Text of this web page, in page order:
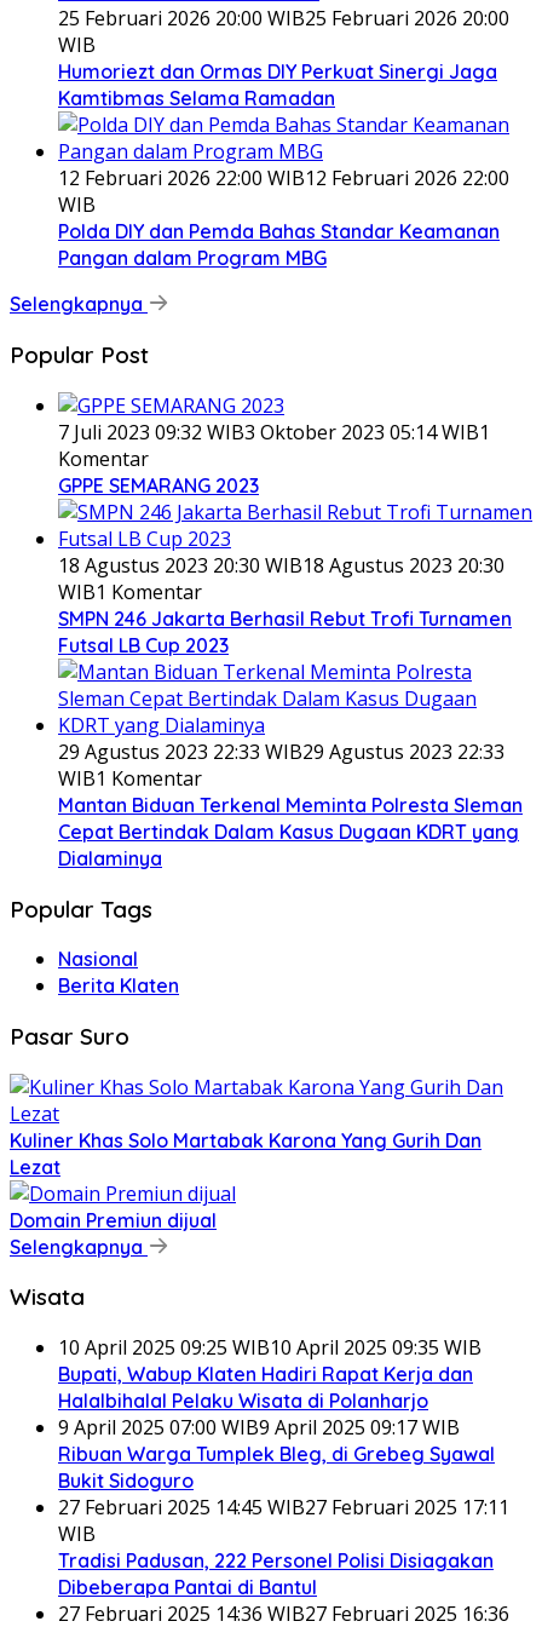
25 Februari 2026 20:00 WIB25 Februari 2026 20:00
WIB
Humoriezt dan Ormas DIY Perkuat Sinergi Jaga
Kamtibmas Selama Ramadan
12 Februari 2026 22:00 WIB12 Februari 2026 22:00
WIB
Polda DIY dan Pemda Bahas Standar Keamanan
Pangan dalam Program MBG
Selengkapnya
Popular Post
7 Juli 2023 09:32 WIB3 Oktober 2023 05:14 WIB1
Komentar
GPPE SEMARANG 2023
18 Agustus 2023 20:30 WIB18 Agustus 2023 20:30
WIB1 Komentar
SMPN 246 Jakarta Berhasil Rebut Trofi Turnamen
Futsal LB Cup 2023
29 Agustus 2023 22:33 WIB29 Agustus 2023 22:33
WIB1 Komentar
Mantan Biduan Terkenal Meminta Polresta Sleman
Cepat Bertindak Dalam Kasus Dugaan KDRT yang
Dialaminya
Popular Tags
Nasional
Berita Klaten
Pasar Suro
Kuliner Khas Solo Martabak Karona Yang Gurih Dan
Lezat
Domain Premiun dijual
Selengkapnya
Wisata
10 April 2025 09:25 WIB10 April 2025 09:35 WIB
Bupati, Wabup Klaten Hadiri Rapat Kerja dan
Halalbihalal Pelaku Wisata di Polanharjo
9 April 2025 07:00 WIB9 April 2025 09:17 WIB
Ribuan Warga Tumplek Bleg, di Grebeg Syawal
Bukit Sidoguro
27 Februari 2025 14:45 WIB27 Februari 2025 17:11
WIB
Tradisi Padusan, 222 Personel Polisi Disiagakan
Dibeberapa Pantai di Bantul
27 Februari 2025 14:36 WIB27 Februari 2025 16:36